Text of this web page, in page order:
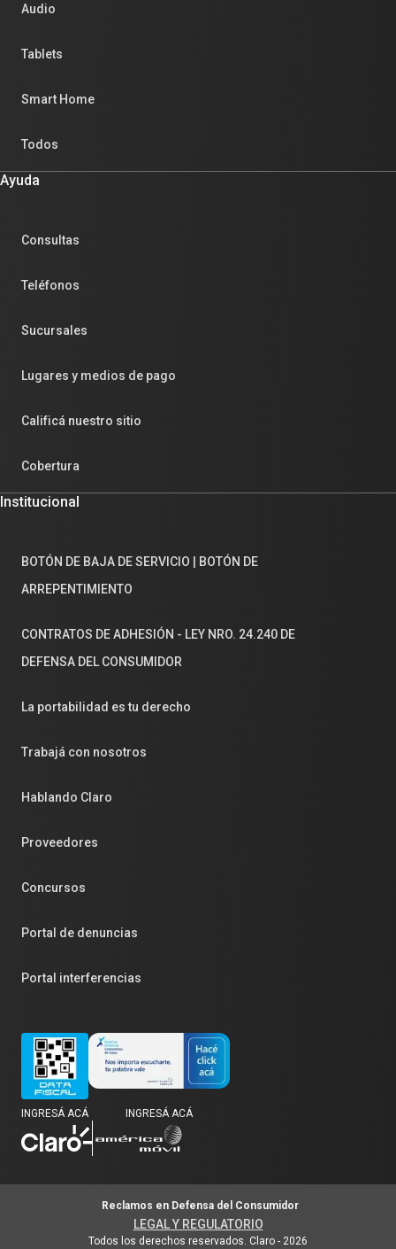
Audio
Tablets
Smart Home
Todos
Ayuda
Consultas
Teléfonos
Sucursales
Lugares y medios de pago
Calificá nuestro sitio
Cobertura
Institucional
BOTÓN DE BAJA DE SERVICIO | BOTÓN DE
ARREPENTIMIENTO
CONTRATOS DE ADHESIÓN - LEY NRO. 24.240 DE
DEFENSA DEL CONSUMIDOR
La portabilidad es tu derecho
Trabajá con nosotros
Hablando Claro
Proveedores
Concursos
Portal de denuncias
Portal interferencias
INGRESÁ ACÁ INGRESÁ ACÁ
Todos los derechos reservados. Claro - 2026
LEGAL Y REGULATORIO
Reclamos en Defensa del Consumidor